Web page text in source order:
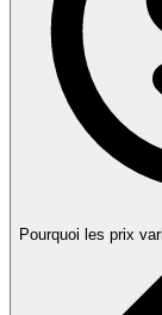
Pourquoi les prix